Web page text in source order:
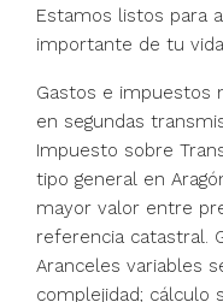
Estamos listos para
importante de tu
Gastos e impuestos
en segundas
Impuesto sobre
tipo general en
mayor valor entre
referencia catastral.
Aranceles variables
complejidad; cálculo